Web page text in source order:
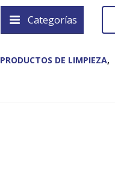
Categorías
PRODUCTOS DE LIMPIEZA,